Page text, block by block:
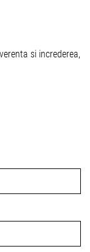
si increderea,